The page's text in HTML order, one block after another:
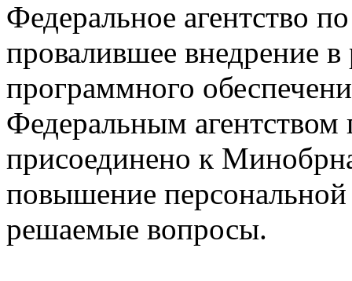
Федеральное агентство
провалившее внедрение
программного
Федеральным агентством
присоединено к
повышение персональной
решаемые вопросы.